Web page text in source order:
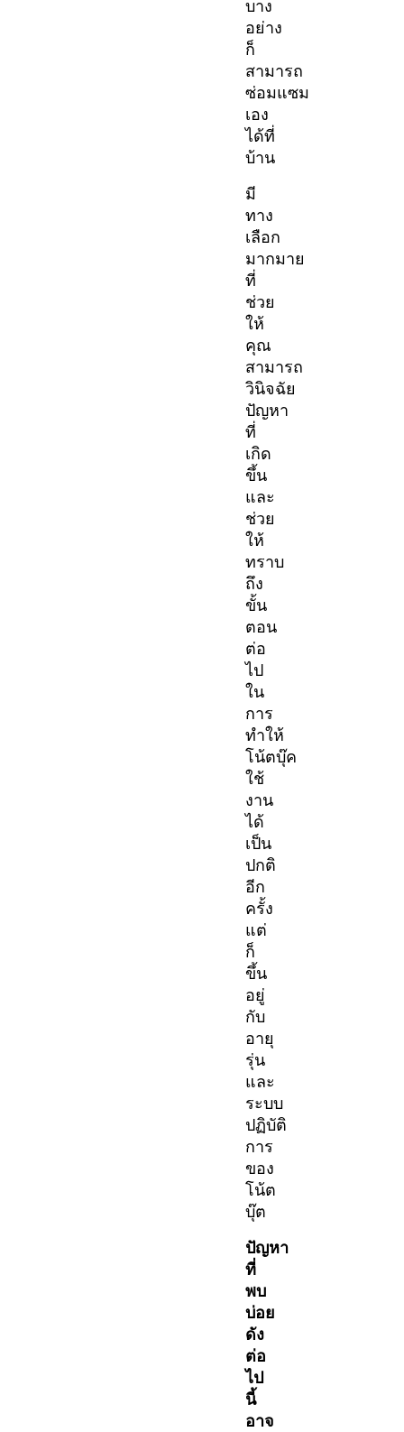
บาง
อย่าง
ก็
สามารถ
ซ่อมแซม
เอง
ได้ที่
บ้าน
มี
ทาง
เลือก
มากมาย
ที่
ช่วย
ให้
คุณ
สามารถ
วินิจฉัย
ปัญหา
ที่
เกิด
ขึ้น
และ
ช่วย
ให้
ทราบ
ถึง
ขั้น
ตอน
ต่อ
ไป
ใน
การ
ทำให้
โน้ตบุ๊ค
ใช้
งาน
ได้
เป็น
ปกติ
อีก
ครั้ง
แต่
ก็
ขึ้น
อยู่
กับ
อายุ
รุ่น
และ
ระบบ
ปฏิบัติ
การ
ของ
โน้ต
บุ๊ต
ปัญหา
ที่
พบ
บ่อย
ดัง
ต่อ
ไป
นี้
อาจ